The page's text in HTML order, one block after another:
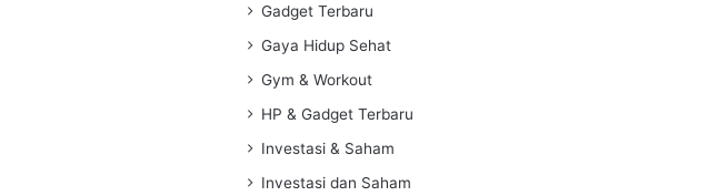
Gadget Terbaru
Gaya Hidup Sehat
Gym & Workout
HP & Gadget Terbaru
Investasi & Saham
Investasi dan Saham